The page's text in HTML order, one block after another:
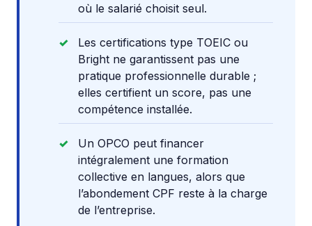
où le salarié choisit seul.
Les certifications type TOEIC ou
Bright ne garantissent pas une
pratique professionnelle durable ;
elles certifient un score, pas une
compétence installée.
Un OPCO peut financer
intégralement une formation
collective en langues, alors que
l’abondement CPF reste à la charge
de l’entreprise.